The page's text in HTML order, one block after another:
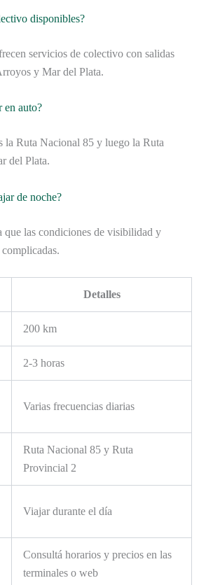
disponibles?
servicios de colectivo con salidas
y Mar del Plata.
en auto?
la Ruta Nacional 85 y luego la Ruta
del Plata.
de noche?
que las condiciones de visibilidad y
Detalles
200 km
2-3 horas
Varias frecuencias diarias
Ruta Nacional 85 y Ruta
Provincial 2
Viajar durante el día
Consultá horarios y precios en las
terminales o web